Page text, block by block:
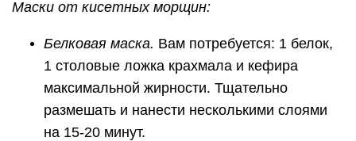
Маски от кисетных морщин:
Белковая маска. Вам потребуется: 1 белок,
1 столовые ложка крахмала и кефира
максимальной жирности. Тщательно
размешать и нанести несколькими слоями
на 15-20 минут.